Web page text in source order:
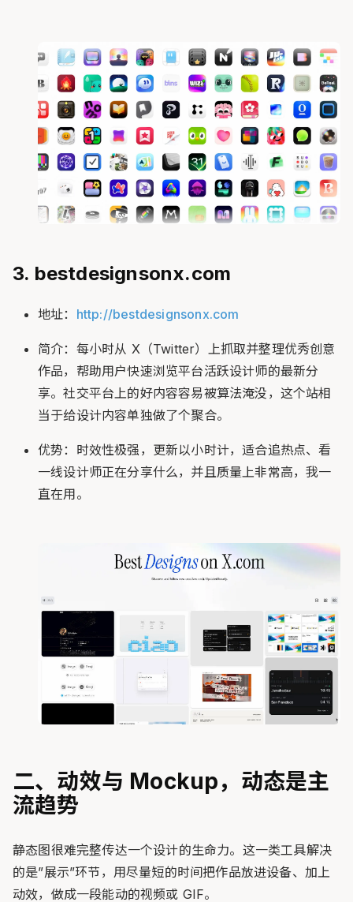
3. bestdesignsonx.com
地址： http://bestdesignsonx.com
简介：每小时从 X（Twitter）上抓取并整理优秀创意
作品，帮助用户快速浏览平台活跃设计师的最新分
享。社交平台上的好内容容易被算法淹没，这个站相
当于给设计内容单独做了个聚合。
优势：时效性极强，更新以小时计，适合追热点、看
一线设计师正在分享什么，并且质量上非常高，我一
直在用。
二、动效与 Mockup，动态是主
流趋势
静态图很难完整传达一个设计的生命力。这一类工具解决
的是”展示”环节，用尽量短的时间把作品放进设备、加上
动效，做成一段能动的视频或 GIF。